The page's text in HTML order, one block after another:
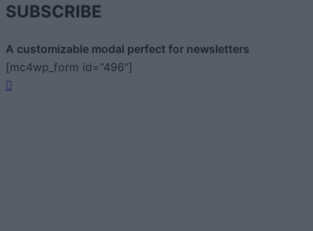
SUBSCRIBE
A customizable modal perfect for newsletters
[mc4wp_form id="496"]